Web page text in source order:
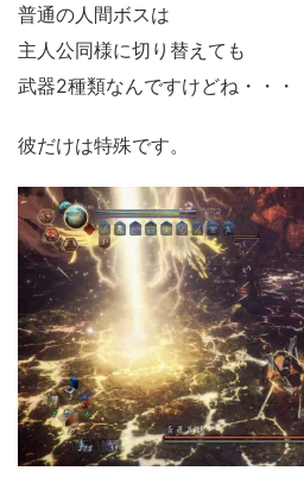
普通の人間ボスは
主人公同様に切り替えても
武器2種類なんですけどね・・・
彼だけは特殊です。